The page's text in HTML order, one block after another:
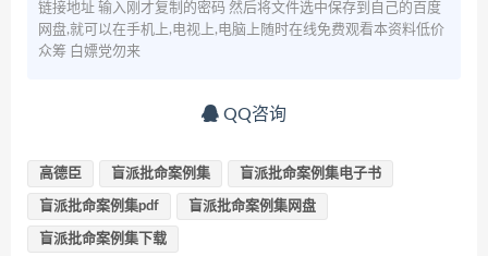
链接地址 输入刚才复制的密码 然后将文件选中保存到自己的百度
网盘,就可以在手机上,电视上,电脑上随时在线免费观看本资料低价
众筹 白嫖党勿来
QQ咨询
高德臣 盲派批命案例集 盲派批命案例集电子书
盲派批命案例集pdf 盲派批命案例集网盘
盲派批命案例集下载